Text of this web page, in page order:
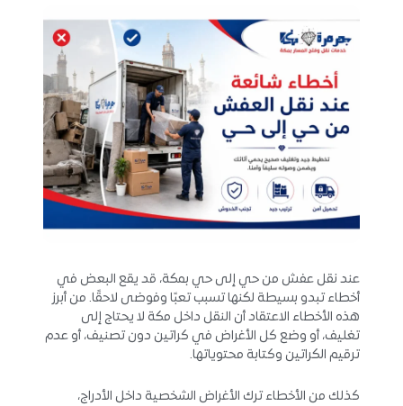
عند نقل عفش من حي إلى حي بمكة، قد يقع البعض في
أخطاء تبدو بسيطة لكنها تسبب تعبًا وفوضى لاحقًا. من أبرز
هذه الأخطاء الاعتقاد أن النقل داخل مكة لا يحتاج إلى
تغليف، أو وضع كل الأغراض في كراتين دون تصنيف، أو عدم
ترقيم الكراتين وكتابة محتوياتها.
كذلك من الأخطاء ترك الأغراض الشخصية داخل الأدراج،